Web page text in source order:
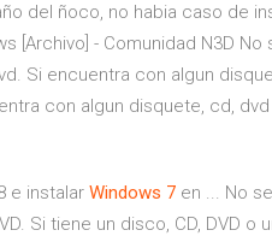
del ñoco, no habia caso de
[Archivo] - Comunidad N3D
Si encuentra con algun
con algun disquete, cd,
e instalar Windows 7 en ... No
Si tiene un disco, CD, DVD o